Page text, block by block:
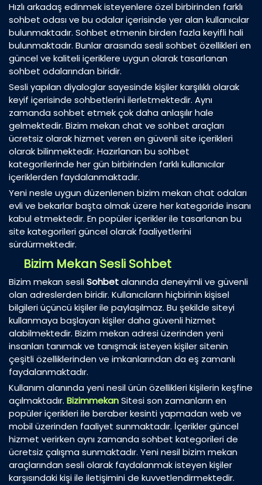
Hızlı arkadaş edinmek isteyenlere özel birbirinden farklı
sohbet odası ve bu odalar içerisinde yer alan kullanıcılar
bulunmaktadır. Sohbet etmenin birden fazla keyifli hali
bulunmaktadır. Bunlar arasında sesli sohbet özellikleri en
güncel ve kaliteli içeriklere uygun olarak tasarlanan
sohbet odalarından biridir.
Sesli yapılan diyaloglar sayesinde kişiler karşılıklı olarak
keyif içerisinde sohbetlerini ilerletmektedir. Aynı
zamanda sohbet etmek çok daha anlaşılır hale
gelmektedir. Bizim mekan chat ve sohbet araçları
ücretsiz olarak hizmet veren en güvenli site içerikleri
olarak bilinmektedir. Hazırlanan bu sohbet
kategorilerinde her gün birbirinden farklı kullanıcılar
içeriklerden faydalanmaktadır.
Yeni nesle uygun düzenlenen bizim mekan chat odaları
evli ve bekarlar başta olmak üzere her kategoride insanı
kabul etmektedir. En popüler içerikler ile tasarlanan bu
site kategorileri güncel olarak faaliyetlerini
sürdürmektedir.
Bizim Mekan Sesli Sohbet
Bizim mekan sesliSohbetalanında deneyimli ve güvenli
olan adreslerden biridir. Kullanıcıların hiçbirinin kişisel
bilgileri üçüncü kişiler ile paylaşılmaz. Bu şekilde siteyi
kullanmaya başlayan kişiler daha güvenli hizmet
alabilmektedir. Bizim mekan adresi üzerinden yeni
insanları tanımak ve tanışmak isteyen kişiler sitenin
çeşitli özelliklerinden ve imkanlarından da eş zamanlı
faydalanmaktadır.
Kullanım alanında yeni nesil ürün özellikleri kişilerin keşfine
açılmaktadır. BizimmekanSitesi son zamanların en
popüler içerikleri ile beraber kesinti yapmadan web ve
mobil üzerinden faaliyet sunmaktadır. İçerikler güncel
hizmet verirken aynı zamanda sohbet kategorileri de
ücretsiz çalışma sunmaktadır. Yeni nesil bizim mekan
araçlarından sesli olarak faydalanmak isteyen kişiler
karşısındaki kişi ile iletişimini de kuvvetlendirmektedir.